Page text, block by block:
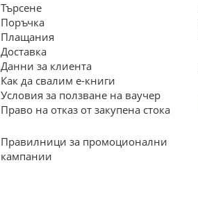
Търсене
Поръчка
Плащания
Доставка
Данни за клиента
Как да свалим е-книги
Условия за ползване на ваучер
Право на отказ от закупена стока
Правилници за промоционални
кампании